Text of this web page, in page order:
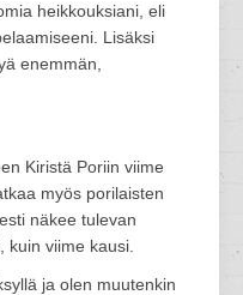
heikkouksiani, eli
Lisäksi
enemmän,
Kiristä Poriin viime
myös porilaisten
näkee tulevan
kuin viime kausi.
ja olen muutenkin